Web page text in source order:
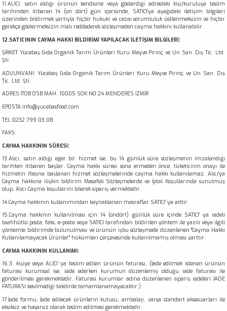
11.ALICI; satın aldığı ürünün kendisine veya gösterdiği adresteki kişi/kuruluşa teslim
tarihinden itibaren 14 (on dört) gün içerisinde, SATICI’ya aşağıdaki iletişim bilgileri
üzerinden bildirmek şartıyla hiçbir hukuki ve cezai sorumluluk üstlenmeksizin ve hiçbir
gerekçe göstermeksizin malı reddederek sözleşmeden cayma hakkını kullanabilir.
12.SATICININ CAYMA HAKKI BİLDİRİMİ YAPILACAK İLETİŞİM BİLGİLERİ:
ŞİRKET Yücebaş Gıda Organik Tarım Ürünleri Kuru Meyve Pirinç ve Un San. Dış Tic. Ltd.
Şti.
ADI/UNVANI: Yücebaş Gıda Organik Tarım Ürünleri Kuru Meyve Pirinç ve Un San. Dış
Tic. Ltd. Şti.
ADRES:İTOB OSB MAH. 10005 SOK NO:24 MENDERES İZMİR
EPOSTA:info@yucebasfood.com
TEL:0232 799 03 08
FAKS:
CAYMA HAKKININ SÜRESİ:
13.Alıcı, satın aldığı eğer bir hizmet ise, bu 14 günlük süre sözleşmenin imzalandığı
tarihten itibaren başlar. Cayma hakkı süresi sona ermeden önce, tüketicinin onayı ile
hizmetin ifasına başlanan hizmet sözleşmelerinde cayma hakkı kullanılamaz. Alıcı’ya
Cayma hakkına ilişkin bildirim Mesafeli Sözleşmelerde ve İptal Koşullarında sunulmuş
olup, Alıcı Cayma koşullarını bilerek sipariş vermektedir.
14.Cayma hakkının kullanımından kaynaklanan masraflar SATICI’ ya aittir.
15.Cayma hakkının kullanılması için 14 (ondört) günlük süre içinde SATICI' ya iadeli
taahhütlü posta, faks, e-posta veya SATICI tarafından bildirilen yöntem ile yazılı veya ilgili
yöntemle bildirimde bulunulması ve ürünün işbu sözleşmede düzenlenen "Cayma Hakkı
Kullanılamayacak Ürünler" hükümleri çerçevesinde kullanılmamış olması şarttır.
CAYMA HAKKININ KULLANIMI:
16.3. kişiye veya ALICI’ ya teslim edilen ürünün faturası, (İade edilmek istenen ürünün
faturası kurumsal ise, iade ederken kurumun düzenlemiş olduğu iade faturası ile
gönderilmesi gerekmektedir. Faturası kurumlar adına düzenlenen sipariş iadeleri İADE
FATURASI kesilmediği takdirde tamamlanamayacaktır.)
17.İade formu, İade edilecek ürünlerin kutusu, ambalajı, varsa standart aksesuarları ile
eksiksiz ve hasarsız olarak teslim edilmesi gerekmektedir.